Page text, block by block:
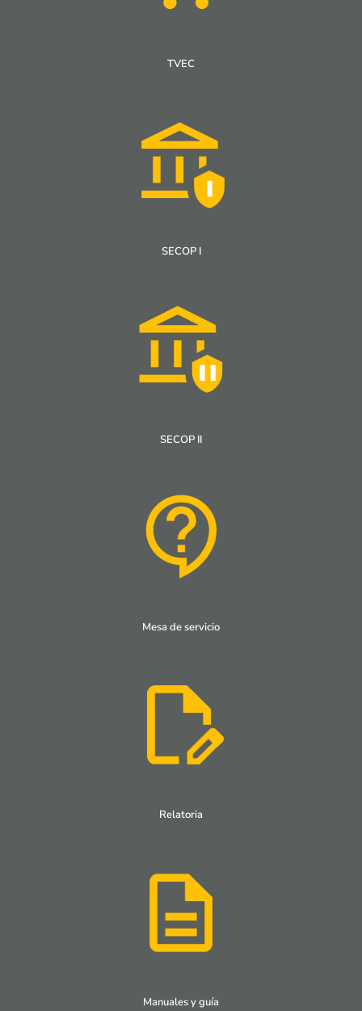
TVEC
SECOP I
SECOP II
Mesa de servicio
Relatoria
Manuales y guía